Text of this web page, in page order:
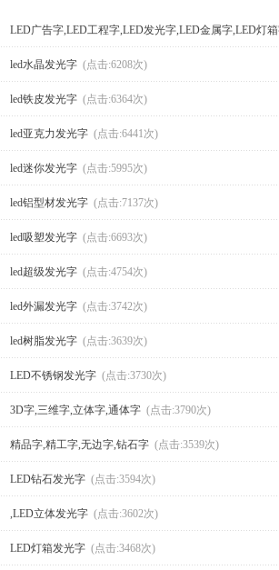
LED广告字,LED工程字,LED发光字,LED金属字,LED灯
led水晶发光字 (点击:6208次)
led铁皮发光字 (点击:6364次)
led亚克力发光字 (点击:6441次)
led迷你发光字 (点击:5995次)
led铝型材发光字 (点击:7137次)
led吸塑发光字 (点击:6693次)
led超级发光字 (点击:4754次)
led外漏发光字 (点击:3742次)
led树脂发光字 (点击:3639次)
LED不锈钢发光字 (点击:3730次)
3D字,三维字,立体字,通体字 (点击:3790次)
精品字,精工字,无边字,钻石字 (点击:3539次)
LED钻石发光字 (点击:3594次)
,LED立体发光字 (点击:3602次)
LED灯箱发光字 (点击:3468次)